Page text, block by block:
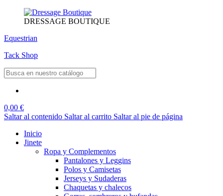
DRESSAGE BOUTIQUE
Equestrian
Tack Shop
0,00 €
Saltar al contenido Saltar al carrito Saltar al pie de página
Inicio
Jinete
Ropa y Complementos
Pantalones y Leggins
Polos y Camisetas
Jerseys y Sudaderas
Chaquetas y chalecos